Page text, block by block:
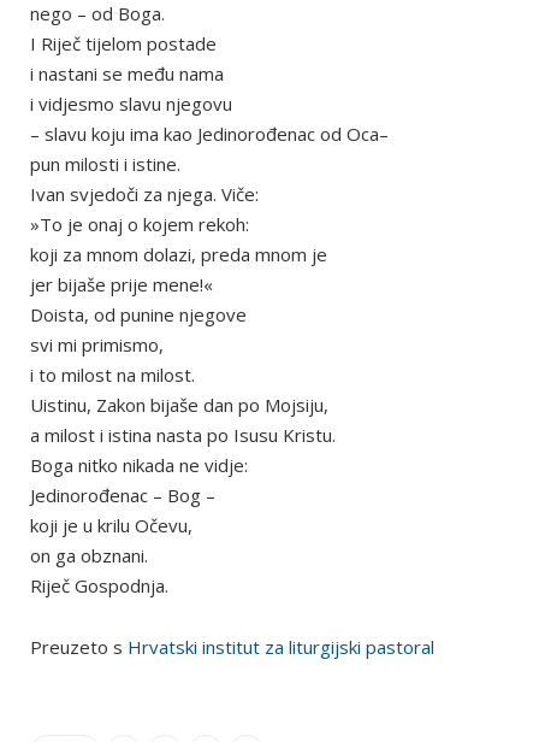
nego – od Boga.
I Riječ tijelom postade
i nastani se među nama
i vidjesmo slavu njegovu
– slavu koju ima kao Jedinorođenac od Oca–
pun milosti i istine.
Ivan svjedoči za njega. Viče:
»To je onaj o kojem rekoh:
koji za mnom dolazi, preda mnom je
jer bijaše prije mene!«
Doista, od punine njegove
svi mi primismo,
i to milost na milost.
Uistinu, Zakon bijaše dan po Mojsiju,
a milost i istina nasta po Isusu Kristu.
Boga nitko nikada ne vidje:
Jedinorođenac – Bog –
koji je u krilu Očevu,
on ga obznani.
Riječ Gospodnja.
Preuzeto s Hrvatski institut za liturgijski pastoral